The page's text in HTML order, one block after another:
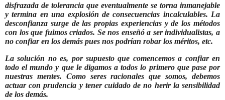
disfrazada de tolerancia que eventualmente se torna inmanejable
y termina en una explosión de consecuencias incalculables. La
desconfianza surge de las propias experiencias y de los métodos
con los que fuimos criados. Se nos enseñó a ser individualistas, a
no confiar en los demás pues nos podrían robar los méritos, etc.
La solución no es, por supuesto que comencemos a confiar en
todo el mundo y que le digamos a todos lo primero que pase por
nuestras mentes. Como seres racionales que somos, debemos
actuar con prudencia y tener cuidado de no herir la sensibilidad
de los demás.